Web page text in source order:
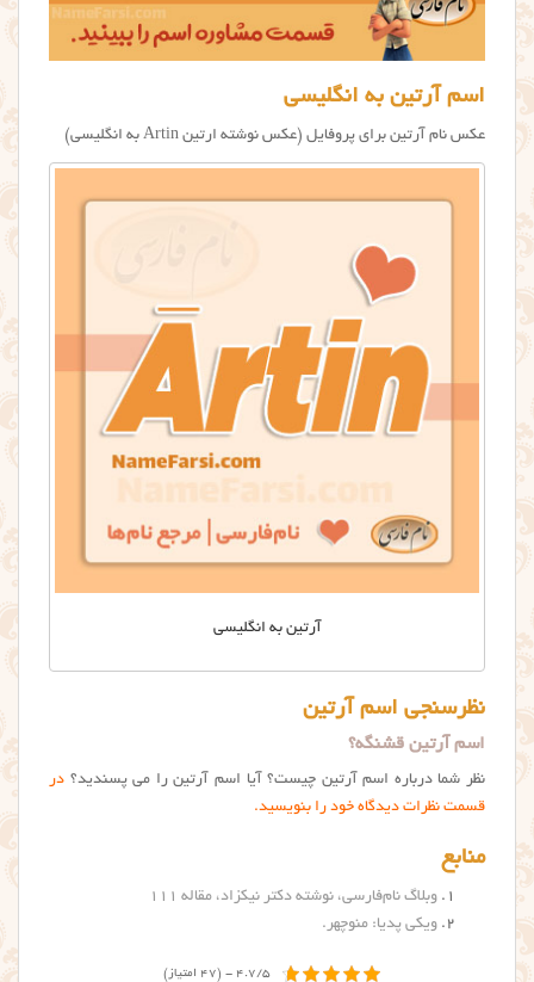
اسم آرتین به انگلیسی
عکس نام آرتین برای پروفایل (عکس نوشته ارتین Artin به انگلیسی)
آرتین به انگلیسی
نظرسنجی اسم آرتین
اسم آرتین قشنگه؟
نظر شما درباره اسم آرتین چیست؟ آیا اسم آرتين را می پسندید؟ در
قسمت نظرات دیدگاه خود را بنویسید.
منابع
وبلاگ نام‌فارسی، نوشته دکتر نیکزاد، مقاله ۱۱۱
ویکی پدیا: منوچهر.
4.7/5 - (47 امتیاز)